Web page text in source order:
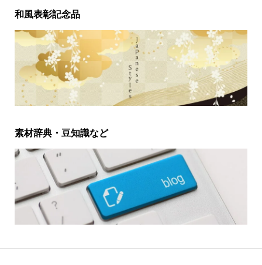
和風表彰記念品
素材辞典・豆知識など